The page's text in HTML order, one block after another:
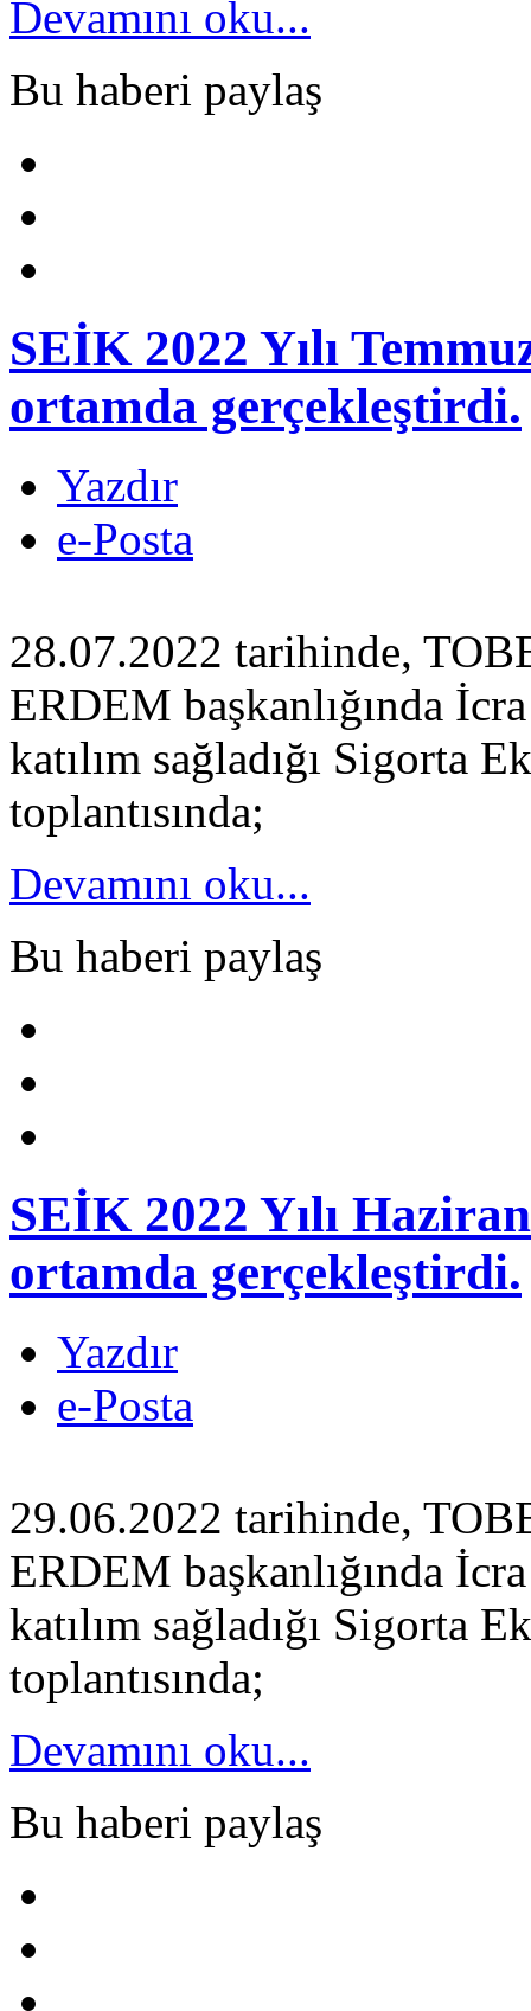
Devamını oku...
Bu haberi paylaş
SEİK 2022 Yılı
ortamda gerçekleştirdi.
Yazdır
e-Posta
28.07.2022 tarihinde,
ERDEM başkanlığında
katılım sağladığı Sigorta
toplantısında;
Devamını oku...
Bu haberi paylaş
SEİK 2022 Yılı
ortamda gerçekleştirdi.
Yazdır
e-Posta
29.06.2022 tarihinde,
ERDEM başkanlığında
katılım sağladığı Sigorta
toplantısında;
Devamını oku...
Bu haberi paylaş